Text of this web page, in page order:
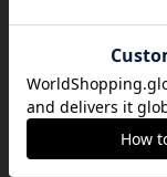
迎！！
迎！！